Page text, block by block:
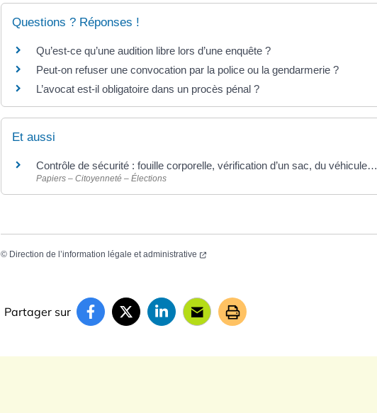
Questions ? Réponses !
Qu’est-ce qu’une audition libre lors d’une enquête ?
Peut-on refuser une convocation par la police ou la gendarmerie ?
L’avocat est-il obligatoire dans un procès pénal ?
Et aussi
Contrôle de sécurité : fouille corporelle, vérification d’un sac, du véhicule…
Papiers – Citoyenneté – Élections
© Direction de l’information légale et administrative
Partager sur